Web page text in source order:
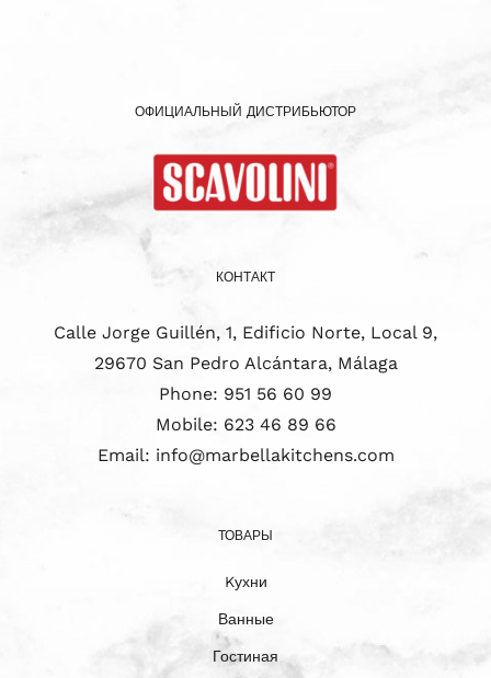
ОФИЦИАЛЬНЫЙ ДИСТРИБЬЮТОР
КОНТАКТ
Calle Jorge Guillén, 1, Edificio Norte, Local 9,
29670 San Pedro Alcántara, Málaga
Phone: 951 56 60 99
Mobile: 623 46 89 66
Email: info@marbellakitchens.com
ТОВАРЫ
Kухни
Ванные
Гостиная